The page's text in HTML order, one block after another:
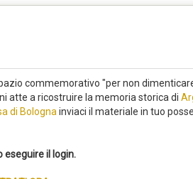
commemorativo "per non
atte a ricostruire la memoria storica di
di Bologna inviaci il materiale in tuo
eseguire il login.